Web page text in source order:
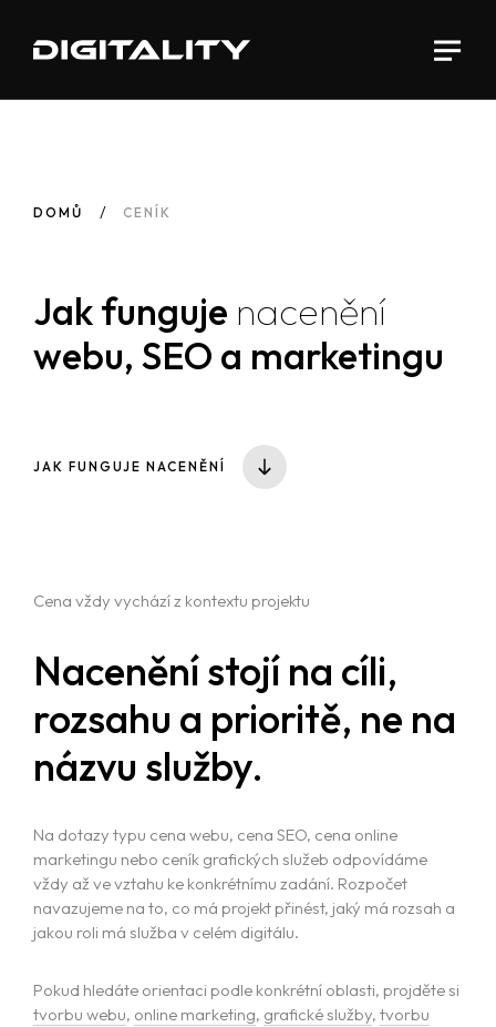
DOMŮ CENÍK
Jak funguje nacenění
webu, SEO a marketingu
JAK FUNGUJE NACENĚNÍ
Cena vždy vychází z kontextu projektu
Nacenění stojí na cíli,
rozsahu a prioritě, ne na
názvu služby.
Na dotazy typu cena webu, cena SEO, cena online
marketingu nebo ceník grafických služeb odpovídáme
vždy až ve vztahu ke konkrétnímu zadání. Rozpočet
navazujeme na to, co má projekt přinést, jaký má rozsah a
jakou roli má služba v celém digitálu.
Pokud hledáte orientaci podle konkrétní oblasti, projděte si
tvorbu webu, online marketing, grafické služby, tvorbu